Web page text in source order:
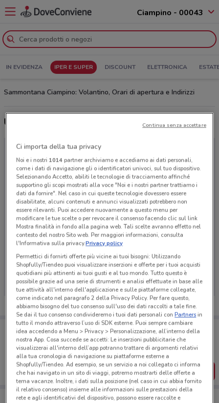
Ciampino - 00043
IN EVIDENZA IPER E SUPER DISCOUNT ELETTRONICA
Sammontana Ciampino: Volantino, Orari di apertura e Indirizzi
Ultime offerte del volantino Sammontana
Ci dispiace, al momento non abbiamo pubblicato
volantini nella tua zona. Riprova più tardi.
Porta DoveConviene sempre con te!
Puoi trovare le migliori offerte dei negozi vicino a te,
salvarle e creare la tua lista del risparmio, comodamente
dal tuo cellulare.
SCARICA L’APP
Ci importa della tua privacy
Noi e i nostri 1014partner archiviamo e accediamo ai dati personali,
come i dati di navigazione gli o identificatori univoci, sul tuo dispositivo.
Selezionando Accetto, abiliti le tecnologie di tracciamento affinché
supportino gli scopi mostrati alla voce "Noi e i nostri partner trattiamo i
dati da fornire". Nel caso in cui queste tecnologie dovessero essere
disabilitate, alcuni contenuti e annunci visualizzati potrebbero non
essere rilevanti. Puoi accedere nuovamente a questo menu per
modificare le tue scelte o per revocare il consenso facendo clic sul link
Mostra finalità in fondo alla pagina web. Tali scelte avranno effetto nel
contesto del nostro Sito web. Per maggiori informazioni, consulta
l'Informativa sulla privacy.Privacy policy
Permettici di fornirti offerte più vicine ai tuoi bisogni: Utilizzando
Shopfully/Tiendeo puoi visualizzare inserzioni e offerte per i tuoi acquisti
quotidiani più attinenti ai tuoi gusti e al tuo mondo. Tutto questo è
possibile grazie ad una serie di strumenti e analisi effettuate in base alle
tue attività all'interno dell'applicazione e sulle piattaforme collegate,
come indicato nel paragrafo 2 della Privacy Policy. Per fare questo,
abbiamo bisogno del tuo consenso sull'uso dei dati raccolti a tale fine.
Se dai il tuo consenso condivideremo i tuoi dati personali conPartnersin
tutto il mondo attraverso l’uso di SDK esterne. Puoi sempre cambiare
idea accedendo a Menu > Privacy > Personalizzazione, all’interno della
nostra App. Cosa succede se accetti: Le inserzioni pubblicitarie che
visualizzerai all'interno dell’app potranno trattare di argomenti relativi
alla tua cronologia di navigazione su piattaforme esterne a
Shopfully/Tiendeo. Ad esempio, se un servizio a noi collegato ci informa
che hai navigato in un sito di viaggi, potremo mostrarti delle offerte a
tema vacanze. Inoltre, i dati sulla posizione (nel caso in cui abbia fornito
il relativo consenso) insieme alle informazioni sulle prestazioni della
rete e agli identificativi del dispositivo, possono essere raccolte e
Continua senza accettare